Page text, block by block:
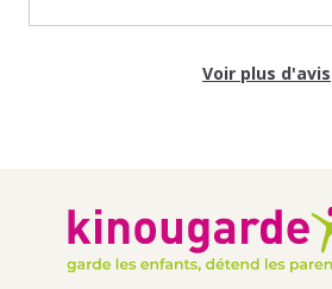
Voir plus d'avis